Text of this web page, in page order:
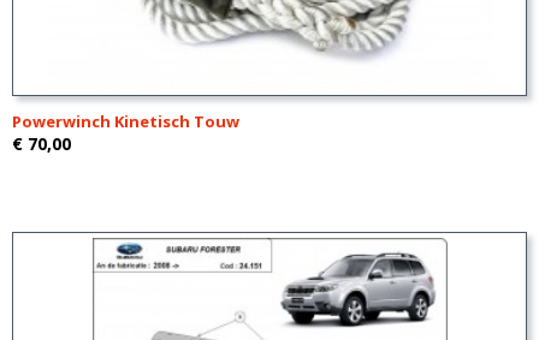
Powerwinch Kinetisch Touw
€ 70,00